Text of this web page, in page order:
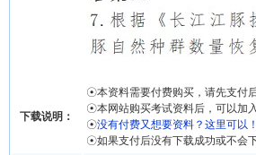
下载说明：
☉本资料需要付费购买，请先支付
☉本网站购买考试资料后，可以加
☉没有付费又想要资料？这里可以！
☉如果支付后没有下载成功或不会